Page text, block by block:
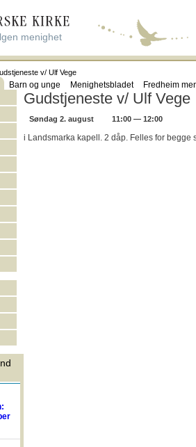
menighet
v/ Ulf Vege
Barn og unge Menighetsbladet Fredheim
Gudstjeneste v/ Ulf Vege
Søndag 2. august 11:00 — 12:00
i Landsmarka kapell. 2 dåp. Felles for begge